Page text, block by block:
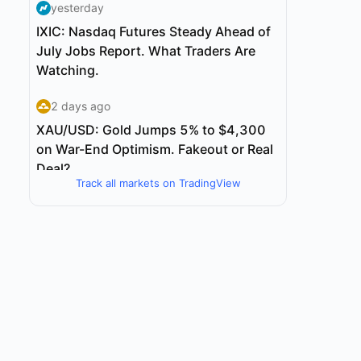
Track all markets on TradingView